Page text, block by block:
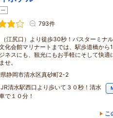
793件
江尻口）より徒歩30秒！バスターミナ
化会館マリナートまでは、駅歩道橋から
ネスにも、観光にもお手軽にそして快適
せ。
静岡市清水区真砂町2-2
JR清水駅西口より歩いて３０秒！清水
で１０分！
こ